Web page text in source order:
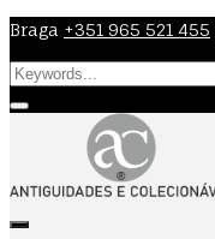
Skip
to
content
Braga +351 965 521 455